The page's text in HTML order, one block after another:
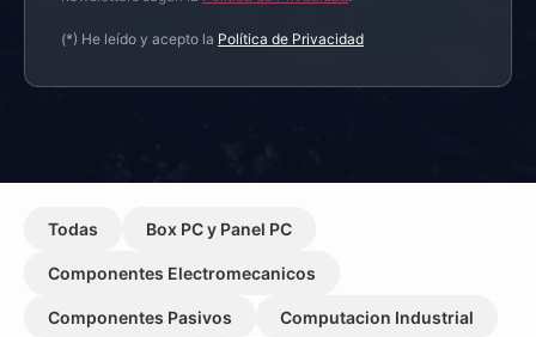
(*) He leído y acepto la Política de Privacidad
Todas Box PC y Panel PC
Componentes Electromecanicos
Componentes Pasivos Computacion Industrial